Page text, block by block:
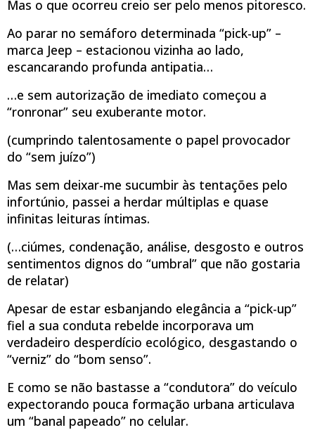
Mas o que ocorreu creio ser pelo menos pitoresco.
Ao parar no semáforo determinada “pick-up” –
marca Jeep – estacionou vizinha ao lado,
escancarando profunda antipatia…
…e sem autorização de imediato começou a
“ronronar” seu exuberante motor.
(cumprindo talentosamente o papel provocador
do “sem juízo”)
Mas sem deixar-me sucumbir às tentações pelo
infortúnio, passei a herdar múltiplas e quase
infinitas leituras íntimas.
(…ciúmes, condenação, análise, desgosto e outros
sentimentos dignos do “umbral” que não gostaria
de relatar)
Apesar de estar esbanjando elegância a “pick-up”
fiel a sua conduta rebelde incorporava um
verdadeiro desperdício ecológico, desgastando o
“verniz” do “bom senso”.
E como se não bastasse a “condutora” do veículo
expectorando pouca formação urbana articulava
um “banal papeado” no celular.